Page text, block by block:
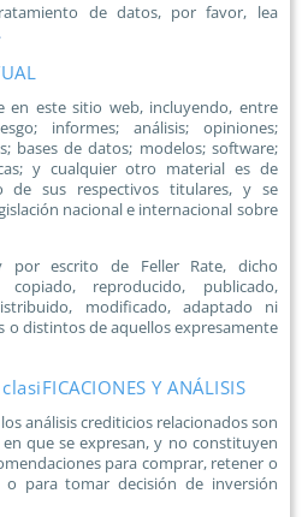
de datos, por favor, lea
en este sitio web, incluyendo, entre
informes; análisis; opiniones;
bases de datos; modelos; software;
y cualquier otro material es de
de sus respectivos titulares, y se
nacional e internacional sobre
por escrito de Feller Rate, dicho
reproducido, publicado,
modificado, adaptado ni
o distintos de aquellos expresamente
Y ANÁLISIS
análisis crediticios relacionados son
que se expresan, y no constituyen
para comprar, retener o
para tomar decisión de inversión